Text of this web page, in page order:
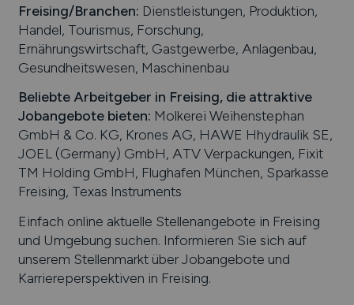
Freising/Branchen: Dienstleistungen, Produktion,
Handel, Tourismus, Forschung,
Ernährungswirtschaft, Gastgewerbe, Anlagenbau,
Gesundheitswesen, Maschinenbau
Beliebte Arbeitgeber in Freising, die attraktive
Jobangebote bieten: Molkerei Weihenstephan
GmbH & Co. KG, Krones AG, HAWE Hhydraulik SE,
JOEL (Germany) GmbH, ATV Verpackungen, Fixit
TM Holding GmbH, Flughafen München, Sparkasse
Freising, Texas Instruments
Einfach online aktuelle Stellenangebote in Freising
und Umgebung suchen. Informieren Sie sich auf
unserem Stellenmarkt über Jobangebote und
Karriereperspektiven in Freising.